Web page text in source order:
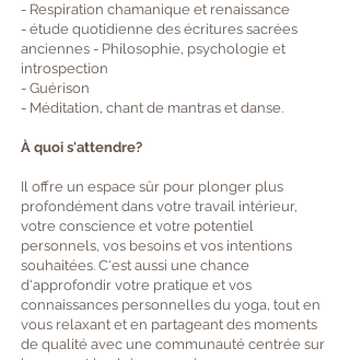
- Respiration chamanique et renaissance
- étude quotidienne des écritures sacrées
anciennes - Philosophie, psychologie et
introspection
- Guérison
- Méditation, chant de mantras et danse.
À quoi s'attendre?
Il offre un espace sûr pour plonger plus
profondément dans votre travail intérieur,
votre conscience et votre potentiel
personnels, vos besoins et vos intentions
souhaitées. C'est aussi une chance
d'approfondir votre pratique et vos
connaissances personnelles du yoga, tout en
vous relaxant et en partageant des moments
de qualité avec une communauté centrée sur